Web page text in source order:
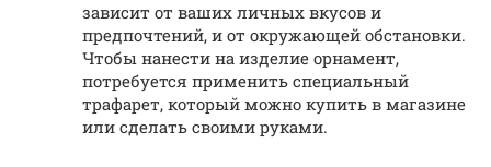
зависит от ваших личных вкусов и
предпочтений, и от окружающей обстановки.
Чтобы нанести на изделие орнамент,
потребуется применить специальный
трафарет, который можно купить в магазине
или сделать своими руками.